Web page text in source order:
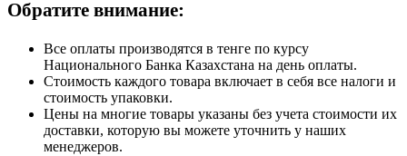
Обратите внимание:
Все оплаты производятся в тенге по курсу
Национального Банка Казахстана на день оплаты.
Стоимость каждого товара включает в себя все налоги и
стоимость упаковки.
Цены на многие товары указаны без учета стоимости их
доставки, которую вы можете уточнить у наших
менеджеров.